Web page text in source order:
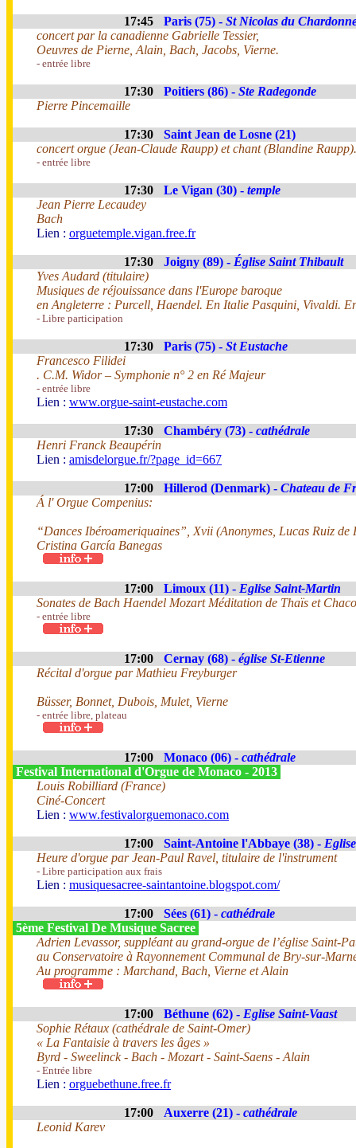
17:45 Paris (75) - St Nicolas du
concert par la canadienne Gabrielle Tessier,
Oeuvres de Pierne, Alain, Bach, Jacobs, Vierne.
- entrée libre
17:30 Poitiers (86) - Ste Radegonde
Pierre Pincemaille
17:30
Saint Jean de Losne (21)
concert orgue (Jean-Claude Raupp) et chant (Blandine
- entrée libre
17:30 Le Vigan (30) - temple
Jean Pierre Lecaudey
Bach
Lien : orguetemple.vigan.free.fr
17:30 Joigny (89) - Église Saint Thibault
Yves Audard (titulaire)
Musiques de réjouissance dans l'Europe baroque
en Angleterre : Purcell, Haendel. En Italie Pasquini, Vivaldi.
- Libre participation
17:30 Paris (75) - St Eustache
Francesco Filidei
. C.M. Widor – Symphonie n° 2 en Ré Majeur
- entrée libre
Lien : www.orgue-saint-eustache.com
17:30 Chambéry (73) - cathédrale
Henri Franck Beaupérin
Lien : amisdelorgue.fr/?page_id=667
17:00 Hillerod (Denmark) - Chateau de
Á l' Orgue Compenius:
“Dances Ibéroameriquaines”, Xvii (Anonymes, Lucas Ruiz de
Cristina García Banegas
17:00 Limoux (11) - Eglise Saint-Martin
Sonates de Bach Haendel Mozart Méditation de Thaïs et
- entrée libre
17:00 Cernay (68) - église St-Etienne
Récital d'orgue par Mathieu Freyburger
Büsser, Bonnet, Dubois, Mulet, Vierne
- entrée libre, plateau
17:00 Monaco (06) - cathédrale
Festival International d'Orgue de Monaco - 2013
Louis Robilliard (France)
Ciné-Concert
Lien : www.festivalorguemonaco.com
17:00 Saint-Antoine l'Abbaye (38) -
Heure d'orgue par Jean-Paul Ravel, titulaire de l'instrument
- Libre participation aux frais
Lien : musiquesacree-saintantoine.blogspot.com/
17:00 Sées (61) - cathédrale
5ème Festival De Musique Sacree
Adrien Levassor, suppléant au grand-orgue de l’église Saint-
au Conservatoire à Rayonnement Communal de Bry-sur-
Au programme : Marchand, Bach, Vierne et Alain
17:00 Béthune (62) - Eglise Saint-Vaast
Sophie Rétaux (cathédrale de Saint-Omer)
« La Fantaisie à travers les âges »
Byrd - Sweelinck - Bach - Mozart - Saint-Saens - Alain
- Entrée libre
Lien : orguebethune.free.fr
17:00 Auxerre (21) - cathédrale
Leonid Karev